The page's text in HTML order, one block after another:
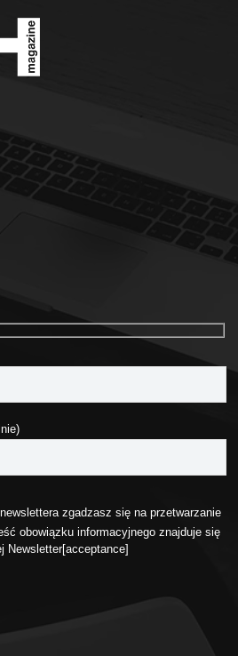
zgadzasz się na przetwarzanie
obowiązku informacyjnego znajduje się
Newsletter[acceptance]